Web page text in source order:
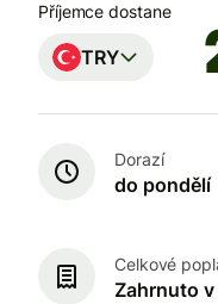
Příjemce dostane
TRY
Dorazí
do pondělí
Celkové
Zahrnuto